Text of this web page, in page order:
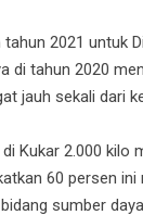
tahun 2021 untuk
di tahun 2020
jauh sekali dari
Kukar 2.000 kilo
60 persen ini
sumber